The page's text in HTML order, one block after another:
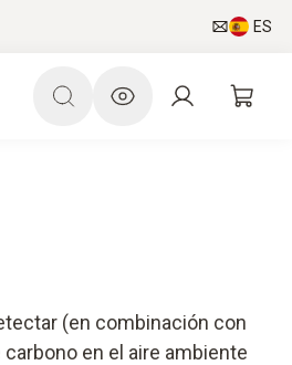
ES
(en combinación con
en el aire ambiente